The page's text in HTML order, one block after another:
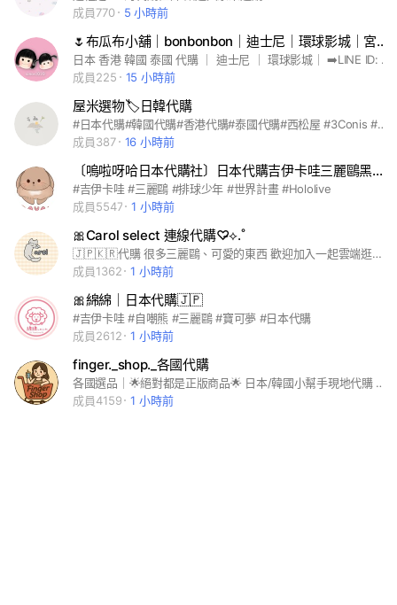
成員770
5 小時前
🌷布瓜布小舖｜bonbonbon｜迪士尼｜環球影城｜宮崎駿｜任天堂｜寺內｜MDM｜日本代購｜韓國代購
日本 香港 韓國 泰國 代購 ｜ 迪士尼 ｜ 環球影城｜ ➡️LINE ID: @511zqneg 私訊客服才能入群唷～ #日本當地小幫手 #大阪環球影城 #環球影城 #迪士尼 #東京迪士尼 #三麗鷗 #瑪利歐 #日本動漫 #生活用品 #療癒小物 #日本代購 #韓國代購 #泰國代購 #美妝 #小熊維尼 #名偵探柯南 #間諜家家酒 #哆啦a夢 #任天堂 #吉卜力 宮崎駿 #龍貓 豆豆龍 #崖上的波妞 #霍爾的移動城堡 #貓的報恩 #神隱少女 #魔女宅急便 #美少女戰士 #麵包超人 #史努比 #snoopy #航海王 #onepiece #寶可夢 #皮卡丘 #嚕嚕米 #moufusand #哈利波特 #芝麻街 #CHIIKAWA #吉伊卡哇 #日本代購 #韓國代溝 #泰國代購 #香港代購
成員225
15 小時前
屋米選物🏷️日韓代購
#日本代購#韓國代購#香港代購#泰國代購#西松屋 #3Conis #日本大創 #動漫#三麗鷗#Animate#排球少年#吉伊卡哇#史努比#米菲兔#二手中古屋#精品代購#日本好市多#零食代購#連線代購#扭蛋 / 不定期優惠、不定期開團、不定時上架 也歡迎大家許願想要的商品截圖報價.ᐟ.ᐟ ✨ 🔍：herbal__healing
成員387
16 小時前
〔嗚啦呀哈日本代購社〕日本代購吉伊卡哇三麗鷗黑虎蝦排球少年動漫週邊
#吉伊卡哇 #三麗鷗 #排球少年 #世界計畫 #Hololive
成員5547
1 小時前
🎀Carol select 連線代購♡̴⟡.˚
🇯🇵🇰🇷代購 很多三麗鷗、可愛的東西 歡迎加入一起雲端逛街🤍
成員1362
1 小時前
🎀綿綿｜日本代購🇯🇵
#吉伊卡哇 #自嘲熊 #三麗鷗 #寶可夢 #日本代購
成員2612
1 小時前
finger._shop._各國代購
各國選品｜🌟絕對都是正版商品🌟 日本/韓國小幫手現地代購 闆闆也會不定時親飛其他國家代購✈️ 『 購買前請先詳閱記事本購物須知 』 更多商品歡迎追蹤IG：finger._shop._ #日本代購 #韓國代購 #各國代購 #彩妝 #吉伊卡哇 #三麗鷗 #迪士尼 #美妝 #保養品 #香水 #彩妝品 #零食 #迪士尼 #日本扭蛋
成員4159
1 小時前